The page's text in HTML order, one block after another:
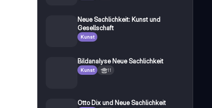
Neue Sachlichkeit: Kunst und
Gesellschaft
Kunst
Bildanalyse Neue Sachlichkeit
Kunst 11
Otto Dix und Neue Sachlichkeit